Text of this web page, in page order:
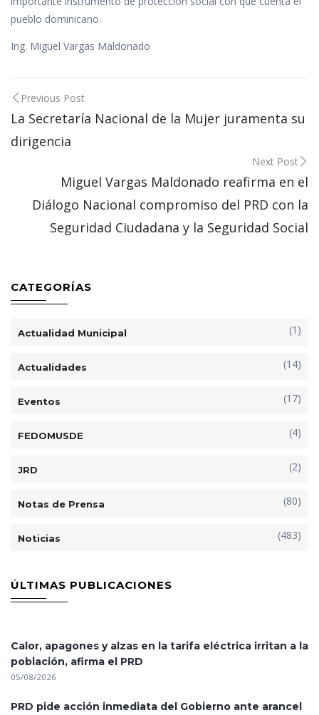
pueblo dominicano.
Ing. Miguel Vargas Maldonado
Post
navigation
Previous Post
La Secretaría Nacional de la Mujer juramenta su
dirigencia
Next Post
Miguel Vargas Maldonado reafirma en el
Diálogo Nacional compromiso del PRD con la
Seguridad Ciudadana y la Seguridad Social
CATEGORÍAS
Actualidad Municipal (1)
Actualidades (14)
Eventos (17)
FEDOMUSDE (4)
JRD (2)
Notas de Prensa (80)
Noticias (483)
ÚLTIMAS PUBLICACIONES
Calor, apagones y alzas en la tarifa eléctrica irritan a la
población, afirma el PRD
05/08/2026
PRD pide acción inmediata del Gobierno ante arancel